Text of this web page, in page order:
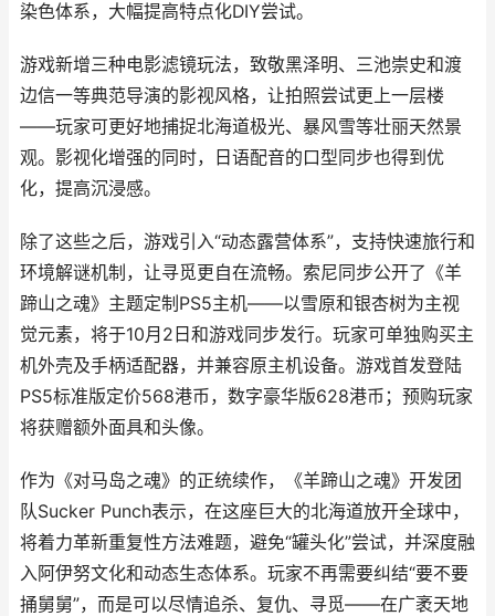
染色体系，大幅提高特点化DIY尝试。
游戏新增三种电影滤镜玩法，致敬黑泽明、三池崇史和渡
边信一等典范导演的影视风格，让拍照尝试更上一层楼
——玩家可更好地捕捉北海道极光、暴风雪等壮丽天然景
观。影视化增强的同时，日语配音的口型同步也得到优
化，提高沉浸感。
除了这些之后，游戏引入“动态露营体系”，支持快速旅行和
环境解谜机制，让寻觅更自在流畅。索尼同步公开了《羊
蹄山之魂》主题定制PS5主机——以雪原和银杏树为主视
觉元素，将于10月2日和游戏同步发行。玩家可单独购买主
机外壳及手柄适配器，并兼容原主机设备。游戏首发登陆
PS5标准版定价568港币，数字豪华版628港币；预购玩家
将获赠额外面具和头像。
作为《对马岛之魂》的正统续作，《羊蹄山之魂》开发团
队Sucker Punch表示，在这座巨大的北海道放开全球中，
将着力革新重复性方法难题，避免“罐头化”尝试，并深度融
入阿伊努文化和动态生态体系。玩家不再需要纠结“要不要
捅舅舅”，而是可以尽情追杀、复仇、寻觅——在广袤天地